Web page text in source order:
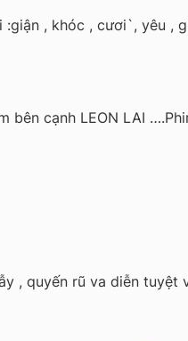
, khóc , cươi`, yêu ,
cạnh LEON LAI
, quyến rũ va diễn tuyệt